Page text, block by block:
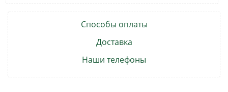
Способы оплаты
Доставка
Наши телефоны